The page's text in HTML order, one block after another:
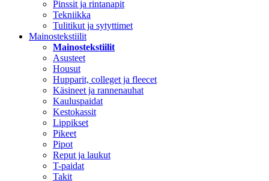
Pinssit ja rintanapit
Tekniikka
Tulitikut ja sytyttimet
Mainostekstiilit
Mainostekstiilit
Asusteet
Housut
Hupparit, colleget ja fleecet
Käsineet ja rannenauhat
Kauluspaidat
Kestokassit
Lippikset
Pikeet
Pipot
Reput ja laukut
T-paidat
Takit